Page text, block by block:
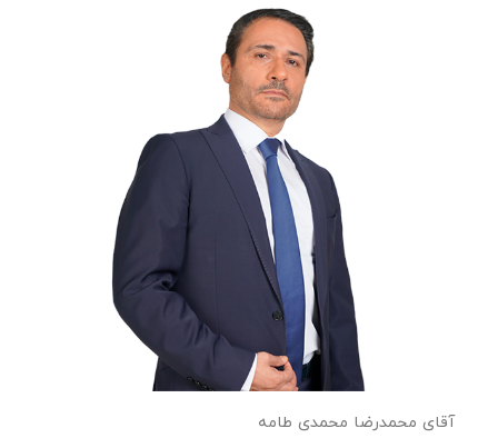
آقای محمدرضا محمدی طامه